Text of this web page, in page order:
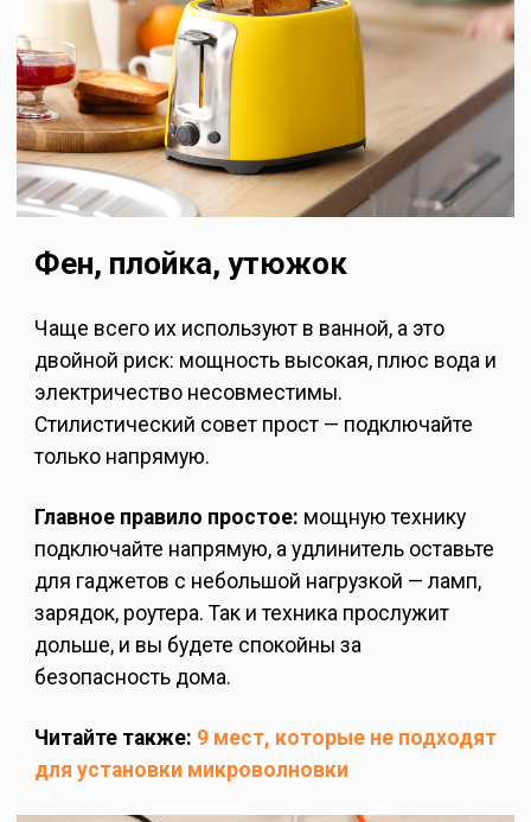
Фен, плойка, утюжок
Чаще всего их используют в ванной, а это
двойной риск: мощность высокая, плюс вода и
электричество несовместимы.
Стилистический совет прост — подключайте
только напрямую.
Главное правило простое: мощную технику
подключайте напрямую, а удлинитель оставьте
для гаджетов с небольшой нагрузкой — ламп,
зарядок, роутера. Так и техника прослужит
дольше, и вы будете спокойны за
безопасность дома.
Читайте также: 9 мест, которые не подходят
для установки микроволновки